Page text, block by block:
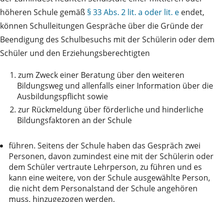
höheren Schule gemäß § 33 Abs. 2 lit. a oder lit. e endet,
können Schulleitungen Gespräche über die Gründe der
Beendigung des Schulbesuchs mit der Schülerin oder dem
Schüler und den Erziehungsberechtigten
1. zum Zweck einer Beratung über den weiteren
Bildungsweg und allenfalls einer Information über die
Ausbildungspflicht sowie
2. zur Rückmeldung über förderliche und hinderliche
Bildungsfaktoren an der Schule
führen. Seitens der Schule haben das Gespräch zwei
Personen, davon zumindest eine mit der Schülerin oder
dem Schüler vertraute Lehrperson, zu führen und es
kann eine weitere, von der Schule ausgewählte Person,
die nicht dem Personalstand der Schule angehören
muss, hinzugezogen werden.